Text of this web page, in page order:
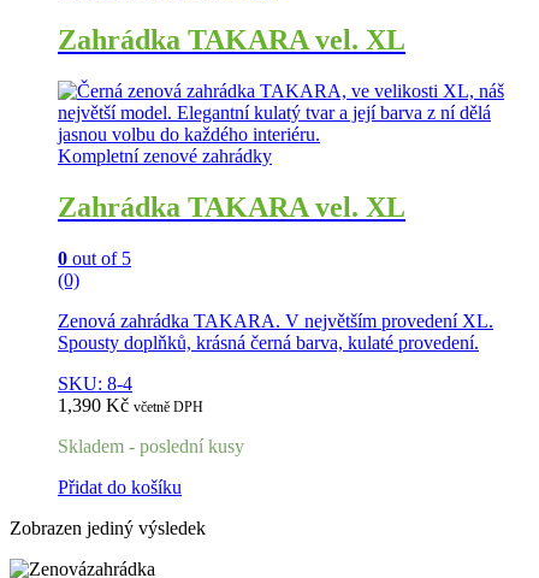
Zahrádka TAKARA vel. XL
Kompletní zenové zahrádky
Zahrádka TAKARA vel. XL
0 out of 5
(0)
Zenová zahrádka TAKARA. V největším provedení XL.
Spousty doplňků, krásná černá barva, kulaté provedení.
SKU: 8-4
1,390 Kč včetně DPH
Skladem - poslední kusy
Přidat do košíku
Zobrazen jediný výsledek